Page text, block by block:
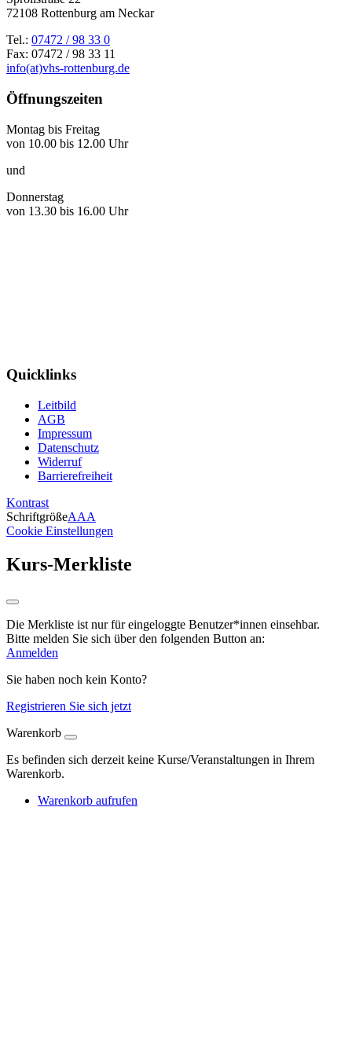
72108 Rottenburg am Neckar
Tel.: 07472 / 98 33 0
Fax: 07472 / 98 33 11
info(at)vhs-rottenburg.de
Öffnungszeiten
Montag bis Freitag
von 10.00 bis 12.00 Uhr
und
Donnerstag
von 13.30 bis 16.00 Uhr
Quicklinks
Leitbild
AGB
Impressum
Datenschutz
Widerruf
Barrierefreiheit
Kontrast
SchriftgrößeAAA
Cookie Einstellungen
Kurs-Merkliste
Die Merkliste ist nur für eingeloggte Benutzer*innen einsehbar.
Bitte melden Sie sich über den folgenden Button an:
Anmelden
Sie haben noch kein Konto?
Registrieren Sie sich jetzt
Warenkorb
Es befinden sich derzeit keine Kurse/Veranstaltungen in Ihrem
Warenkorb.
Warenkorb aufrufen